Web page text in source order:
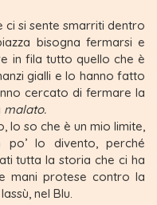
ci si sente smarriti dentro
bisogna fermarsi e
in fila tutto quello che è
gialli e lo hanno fatto
cercato di fermare la
malato.
lo so che è un mio limite,
lo divento, perché
tutta la storia che ci ha
mani protese contro la
nel Blu.